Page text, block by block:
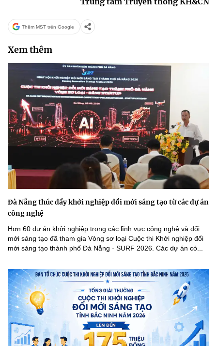
Thêm MST trên Google
Xem thêm
Đà Nẵng thúc đẩy khởi nghiệp đổi mới sáng tạo từ các dự án
công nghệ
Hơn 60 dự án khởi nghiệp trong các lĩnh vực công nghệ và đổi
mới sáng tạo đã tham gia Vòng sơ loại Cuộc thi Khởi nghiệp đổi
mới sáng tạo thành phố Đà Nẵng - SURF 2026. Các dự án có...